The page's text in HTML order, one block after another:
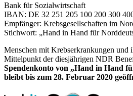
Bank für Sozialwirtschaft
IBAN: DE 32 251 205 100 200 300
Empfänger: Krebsgesellschaften im
Stichwort: „Hand in Hand für
Menschen mit Krebserkrankungen und
Mittelpunkt der diesjährigen NDR
Spendenkonto von „Hand in Hand
bleibt bis zum 28. Februar 2020